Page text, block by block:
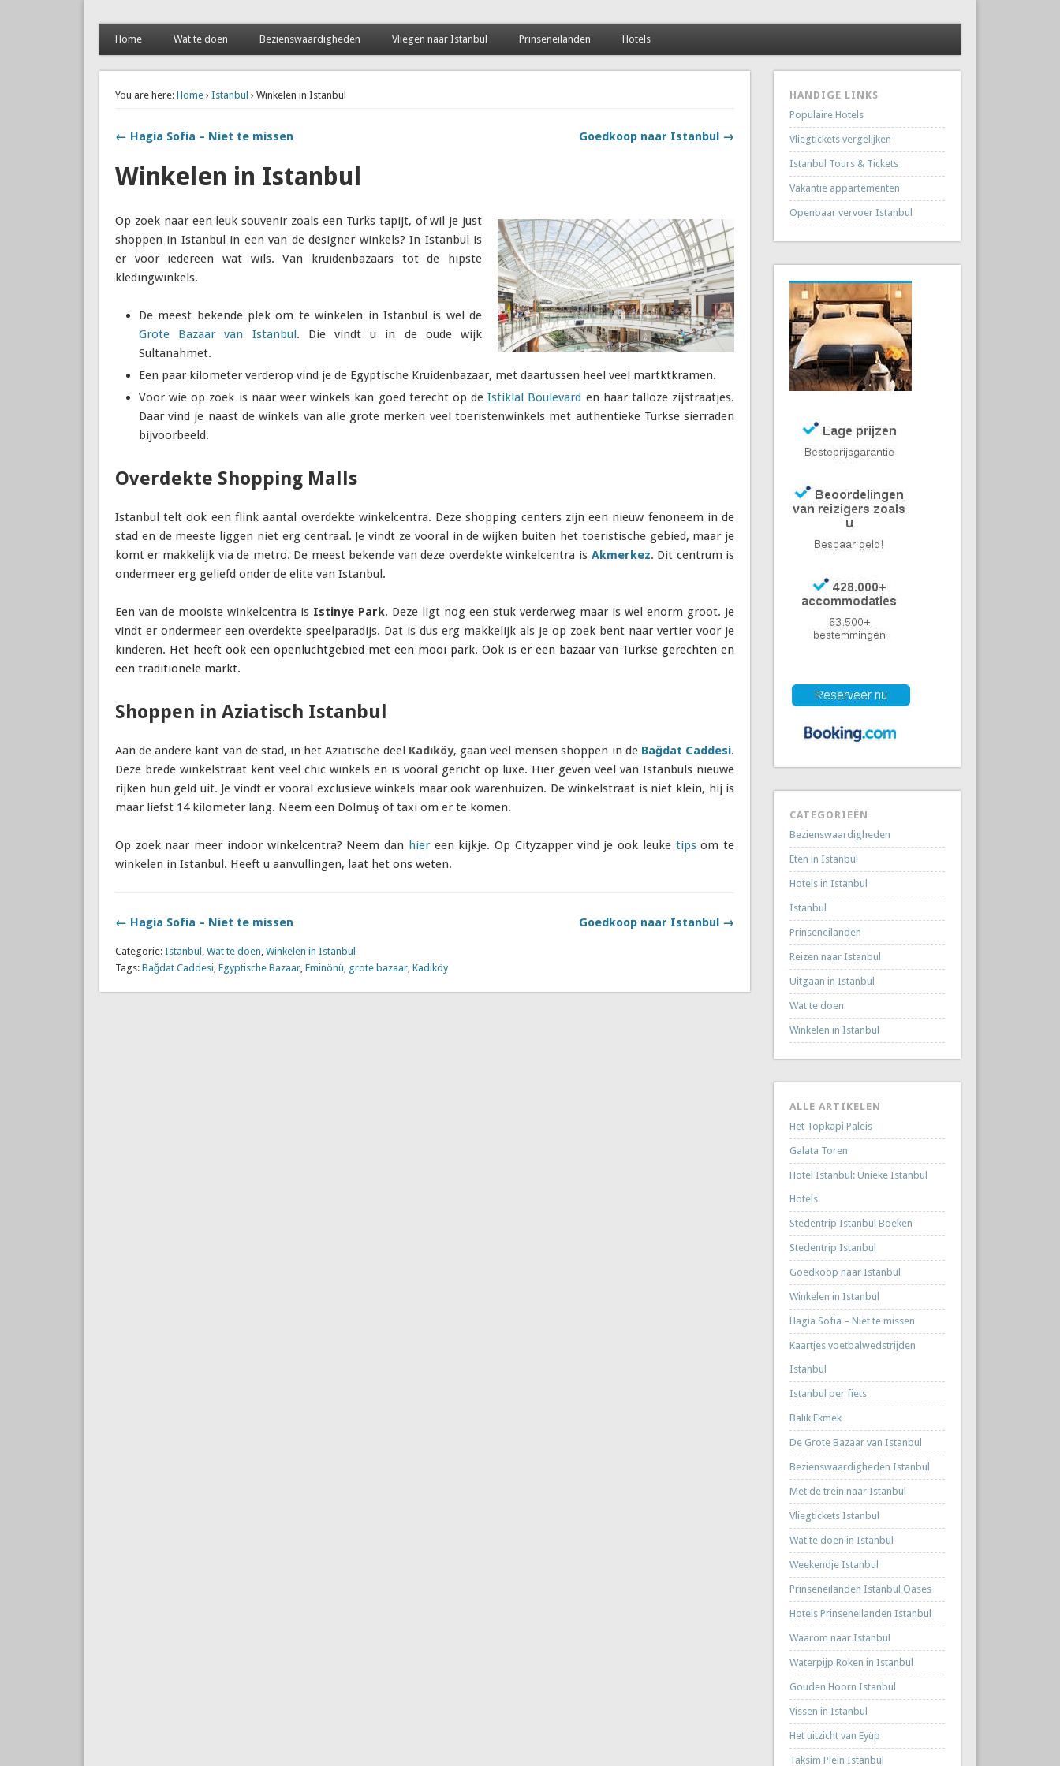
Naar Istanbul
Stedentrip Istanbul: Aanbiedingen, Tips en Bezienswaardigheden
Home Wat te doen Bezienswaardigheden Vliegen naar Istanbul Prinseneilanden Hotels
You are here: Home› Istanbul › Winkelen in Istanbul
← Hagia Sofia – Niet te missen Goedkoop naar Istanbul →
Winkelen in Istanbul
Op zoek naar een leuk souvenir zoals een Turks tapijt, of wil je just
shoppen in Istanbul in een van de designer winkels? In Istanbul is
er voor iedereen wat wils. Van kruidenbazaars tot de hipste
kledingwinkels.
De meest bekende plek om te winkelen in Istanbul is wel de
Grote Bazaar van Istanbul. Die vindt u in de oude wijk
Sultanahmet.
Een paar kilometer verderop vind je de Egyptische Kruidenbazaar, met daartussen heel veel martktkramen.
Voor wie op zoek is naar weer winkels kan goed terecht op deIstiklal Boulevard en haar talloze zijstraatjes.
Daar vind je naast de winkels van alle grote merken veel toeristenwinkels met authentieke Turkse sierraden
bijvoorbeeld.
Overdekte Shopping Malls
Istanbul telt ook een flink aantal overdekte winkelcentra. Deze shopping centers zijn een nieuw fenoneem in de
stad en de meeste liggen niet erg centraal. Je vindt ze vooral in de wijken buiten het toeristische gebied, maar je
komt er makkelijk via de metro. De meest bekende van deze overdekte winkelcentra is Akmerkez. Dit centrum is
ondermeer erg geliefd onder de elite van Istanbul.
Een van de mooiste winkelcentra is Istinye Park. Deze ligt nog een stuk verderweg maar is wel enorm groot. Je
vindt er ondermeer een overdekte speelparadijs. Dat is dus erg makkelijk als je op zoek bent naar vertier voor je
kinderen. Het heeft ook een openluchtgebied met een mooi park. Ook is er een bazaar van Turkse gerechten en
een traditionele markt.
Shoppen in Aziatisch Istanbul
Aan de andere kant van de stad, in het Aziatische deel Kadıköy, gaan veel mensen shoppen in de Bağdat Caddesi.
Deze brede winkelstraat kent veel chic winkels en is vooral gericht op luxe. Hier geven veel van Istanbuls nieuwe
rijken hun geld uit. Je vindt er vooral exclusieve winkels maar ook warenhuizen. De winkelstraat is niet klein, hij is
maar liefst 14 kilometer lang. Neem een Dolmuş of taxi om er te komen.
Op zoek naar meer indoor winkelcentra? Neem dan hiereen kijkje. Op Cityzapper vind je ook leuke tipsom te
winkelen in Istanbul. Heeft u aanvullingen, laat het ons weten.
← Hagia Sofia – Niet te missen Goedkoop naar Istanbul →
Categorie: Istanbul Wat te doen Winkelen in Istanbul
Tags: Bağdat Caddesi Egyptische Bazaar, Eminönü grote bazaar, Kadiköy
HANDIGE LINKS
Populaire Hotels
Vliegtickets vergelijken
Istanbul Tours & Tickets
Vakantie appartementen
Openbaar vervoer Istanbul
CATEGORIEËN
Bezienswaardigheden
Eten in Istanbul
Hotels in Istanbul
Istanbul
Prinseneilanden
Reizen naar Istanbul
Uitgaan in Istanbul
Wat te doen
Winkelen in Istanbul
ALLE ARTIKELEN
Het Topkapi Paleis
Galata Toren
Hotel Istanbul: Unieke Istanbul
Hotels
Stedentrip Istanbul Boeken
Stedentrip Istanbul
Goedkoop naar Istanbul
Winkelen in Istanbul
Hagia Sofia – Niet te missen
Kaartjes voetbalwedstrijden
Istanbul
Istanbul per fiets
Balik Ekmek
De Grote Bazaar van Istanbul
Bezienswaardigheden Istanbul
Met de trein naar Istanbul
Vliegtickets Istanbul
Wat te doen in Istanbul
Weekendje Istanbul
Prinseneilanden Istanbul Oases
Hotels Prinseneilanden Istanbul
Waarom naar Istanbul
Waterpijp Roken in Istanbul
Gouden Hoorn Istanbul
Vissen in Istanbul
Het uitzicht van Eyüp
Taksim Plein Istanbul